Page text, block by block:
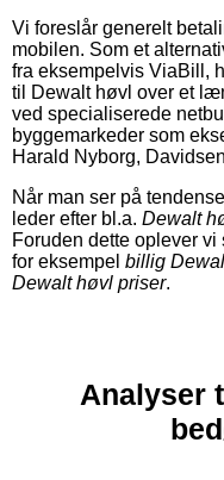
Vi foreslår generelt
mobilen. Som et
fra eksempelvis ViaBill,
til Dewalt høvl over et
ved specialiserede
byggemarkeder som
Harald Nyborg,
Når man ser på
leder efter bl.a. Dewalt
Foruden dette oplever
for eksempel billig
Dewalt høvl priser.
Analyser